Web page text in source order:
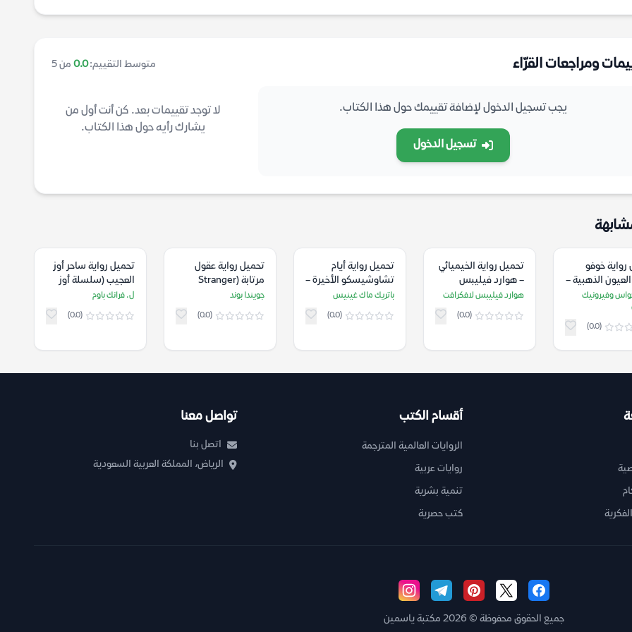
ومراجعات القرّاء متوسط التقييم:0.0 من 5
يجب تسجيل الدخول لإضافة تقييمك حول هذا الكتاب.
تسجيل الدخول
لا توجد تقييمات بعد. كن أنت أول من
يشارك رأيه حول هذا الكتاب.
رواية خوفو
الذهبية –
وفيرونيك
وفيرونيك
(0.0)
تحميل رواية الخيميائي
– هوارد فيليبس
لافكرافت
هوارد فيليبس لافكرافت
(0.0)
تحميل رواية أيام
تشاوشيسكو الأخيرة –
باتريك ماك غينيس
باتريك ماك غينيس
(0.0)
تحميل رواية عقول
مرتابة (Stranger
Things) – جويندا بوند
جويندا بوند
(0.0)
تحميل رواية ساحر أوز
العجيب (سلسلة أوز
الجزء 1) – ل. فرانك باوم
ل. فرانك باوم
(0.0)
أقسام الكتب
الروايات العالمية المترجمة
روايات عربية
تنمية بشرية
كتب حصرية
تواصل معنا
اتصل بنا
الرياض، المملكة العربية السعودية
جميع الحقوق محفوظة © 2026 مكتبة ياسمين